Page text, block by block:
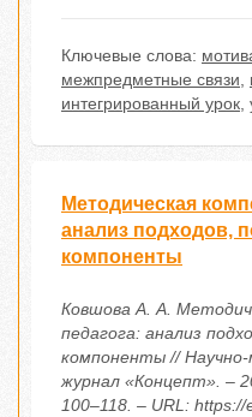
Ключевые слова:
межпредметные связи,
интегрированный урок,
Методическая
анализ подходов,
компоненты
Ковшова А. А.
педагога: анализ
компоненты //
журнал «Концепт». –
100–118. – URL: